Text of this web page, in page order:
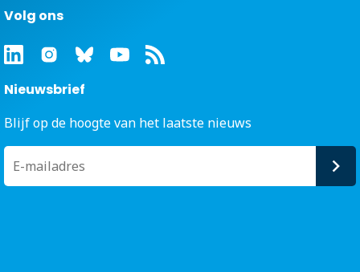
Volg ons
Nieuwsbrief
Blijf op de hoogte van het laatste nieuws